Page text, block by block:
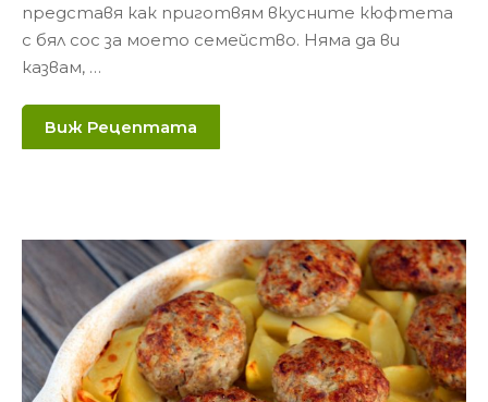
представя как приготвям вкусните кюфтета
с бял сос за моето семейство. Няма да ви
казвам, …
Виж Рецептата